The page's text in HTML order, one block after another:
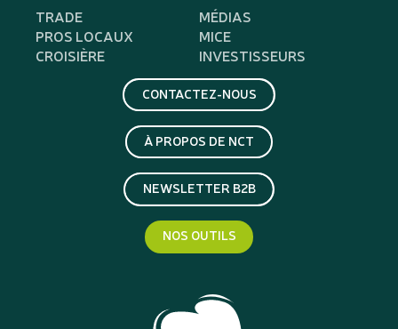
TRADE
MÉDIAS
PROS LOCAUX
MICE
CROISIÈRE
INVESTISSEURS
CONTACTEZ-NOUS
À PROPOS DE NCT
NEWSLETTER B2B
NOS OUTILS